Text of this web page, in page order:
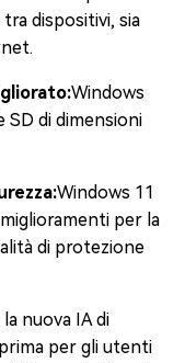
dispositivi, sia
Windows
SD di dimensioni
Windows 11
per la
di protezione
nuova IA di
per gli utenti